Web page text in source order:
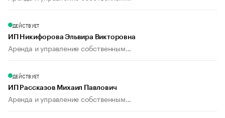
ДЕЙСТВУЕТ
ИП Никифорова Эльвира Викторовна
Аренда и управление собственным...
ДЕЙСТВУЕТ
ИП Рассказов Михаил Павлович
Аренда и управление собственным...